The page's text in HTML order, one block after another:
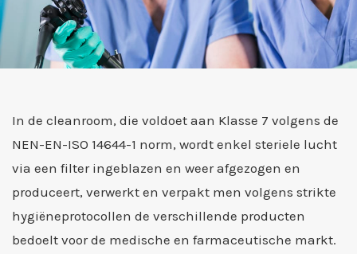
In de cleanroom, die voldoet aan Klasse 7 volgens de
NEN-EN-ISO 14644-1 norm, wordt enkel steriele lucht
via een filter ingeblazen en weer afgezogen en
produceert, verwerkt en verpakt men volgens strikte
hygiëneprotocollen de verschillende producten
bedoelt voor de medische en farmaceutische markt.